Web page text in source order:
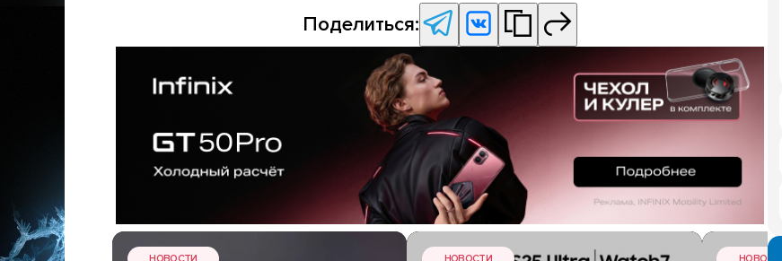
Поделиться:
НОВОСТИ НОВОСТИ НОВОСТИ